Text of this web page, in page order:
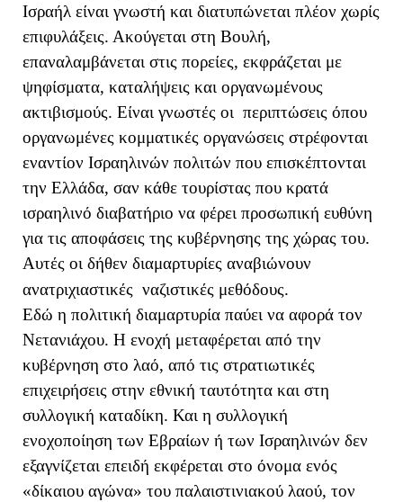
Ισραήλ είναι γνωστή και διατυπώνεται πλέον χωρίς
επιφυλάξεις. Ακούγεται στη Βουλή,
επαναλαμβάνεται στις πορείες, εκφράζεται με
ψηφίσματα, καταλήψεις και οργανωμένους
ακτιβισμούς. Είναι γνωστές οι περιπτώσεις όπου
οργανωμένες κομματικές οργανώσεις στρέφονται
εναντίον Ισραηλινών πολιτών που επισκέπτονται
την Ελλάδα, σαν κάθε τουρίστας που κρατά
ισραηλινό διαβατήριο να φέρει προσωπική ευθύνη
για τις αποφάσεις της κυβέρνησης της χώρας του.
Αυτές οι δήθεν διαμαρτυρίες αναβιώνουν
ανατριχιαστικές ναζιστικές μεθόδους.
Εδώ η πολιτική διαμαρτυρία παύει να αφορά τον
Νετανιάχου. Η ενοχή μεταφέρεται από την
κυβέρνηση στο λαό, από τις στρατιωτικές
επιχειρήσεις στην εθνική ταυτότητα και στη
συλλογική καταδίκη. Και η συλλογική
ενοχοποίηση των Εβραίων ή των Ισραηλινών δεν
εξαγνίζεται επειδή εκφέρεται στο όνομα ενός
«δίκαιου αγώνα» του παλαιστινιακού λαού, τον